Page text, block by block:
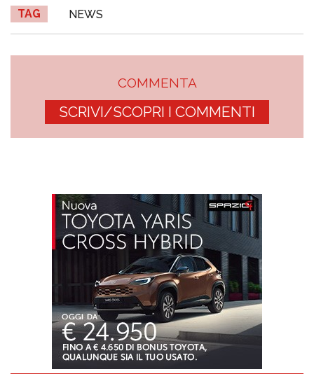
TAG NEWS
COMMENTA
SCRIVI/SCOPRI I COMMENTI